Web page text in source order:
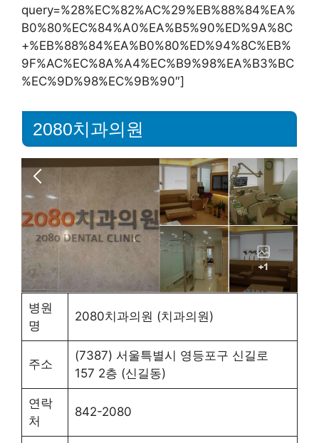
query=%28%EC%82%AC%29%EB%88%84%EA%
B0%80%EC%84%A0%EA%B5%90%ED%9A%8C
+%EB%88%84%EA%B0%80%ED%94%8C%EB%
9F%AC%EC%8A%A4%EC%B9%98%EA%B3%BC
%EC%9D%98%EC%9B%90″]
2080치과의원
병원
명
2080치과의원 (치과의원)
주소
(7387) 서울특별시 영등포구 신길로
157 2층 (신길동)
연락
처
842-2080